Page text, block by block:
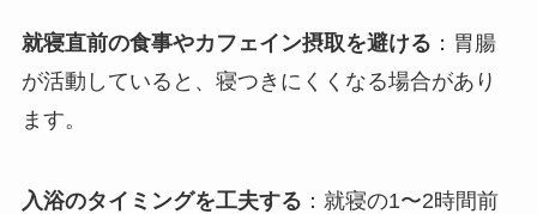
就寝直前の食事やカフェイン摂取を避ける ：胃腸
が活動していると、寝つきにくくなる場合があり
ます。
入浴のタイミングを工夫する ：就寝の1〜2時間前